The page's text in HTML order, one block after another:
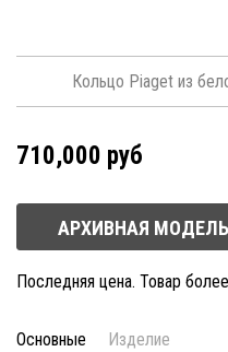
Кольцо Piaget из
710,000 руб
АРХИВНАЯ МОДЕЛЬ
Последняя цена. Товар
Основные Изделие